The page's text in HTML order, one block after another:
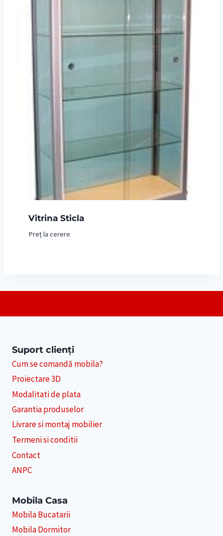
Vitrina Sticla
Preț la cerere
Suport clienți
Cum se comandă mobila?
Proiectare 3D
Modalitati de plata
Garantia produselor
Livrare si montaj mobilier
Termeni si conditii
Contact
ANPC
Mobila Casa
Mobila Bucatarii
Mobila Dormitor